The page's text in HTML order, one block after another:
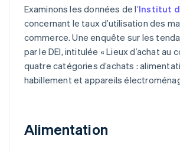
Examinons les données de l’Institut
concernant le taux d’utilisation des
commerce. Une enquête sur les
par le DEI, intitulée « Lieux d’achat
quatre catégories d’achats :
habillement et appareils
Alimentation